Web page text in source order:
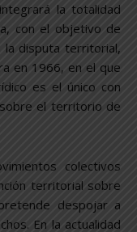
la totalidad
con el objetivo de
disputa territorial,
en 1966, en el que
es el único con
el territorio de
colectivos
territorial sobre
despojar a
En la actualidad